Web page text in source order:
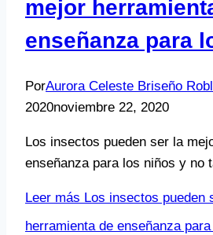
mejor
enseñanza para
PorAurora Celeste Briseño
2020noviembre 22, 2020
Los insectos pueden ser la
enseñanza para los niños y no
Leer más Los insectos pueden
herramienta de enseñanza